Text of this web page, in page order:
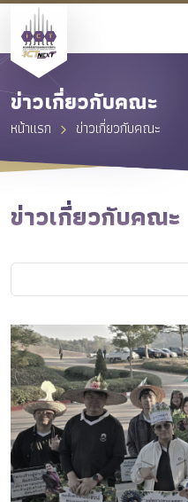
ข่าวเกี่ยวกับคณะ
หน้าแรก ข่าวเกี่ยวกับคณะ
ข่าวเกี่ยวกับคณะ